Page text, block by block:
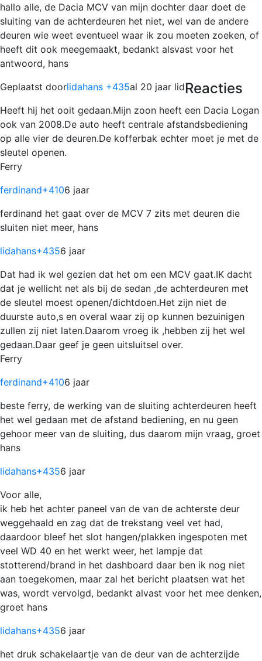
hallo alle, de Dacia MCV van mijn dochter daar doet de
sluiting van de achterdeuren het niet, wel van de andere
deuren wie weet eventueel waar ik zou moeten zoeken, of
heeft dit ook meegemaakt, bedankt alsvast voor het
antwoord, hans
Geplaatst doorlidahans +435al 20 jaar lidReacties
Heeft hij het ooit gedaan.Mijn zoon heeft een Dacia Logan
ook van 2008.De auto heeft centrale afstandsbediening
op alle vier de deuren.De kofferbak echter moet je met de
sleutel openen.
Ferry
ferdinand+4106 jaar
ferdinand het gaat over de MCV 7 zits met deuren die
sluiten niet meer, hans
lidahans+4356 jaar
Dat had ik wel gezien dat het om een MCV gaat.IK dacht
dat je wellicht net als bij de sedan ,de achterdeuren met
de sleutel moest openen/dichtdoen.Het zijn niet de
duurste auto,s en overal waar zij op kunnen bezuinigen
zullen zij niet laten.Daarom vroeg ik ,hebben zij het wel
gedaan.Daar geef je geen uitsluitsel over.
Ferry
ferdinand+4106 jaar
beste ferry, de werking van de sluiting achterdeuren heeft
het wel gedaan met de afstand bediening, en nu geen
gehoor meer van de sluiting, dus daarom mijn vraag, groet
hans
lidahans+4356 jaar
Voor alle,
ik heb het achter paneel van de van de achterste deur
weggehaald en zag dat de trekstang veel vet had,
daardoor bleef het slot hangen/plakken ingespoten met
veel WD 40 en het werkt weer, het lampje dat
stotterend/brand in het dashboard daar ben ik nog niet
aan toegekomen, maar zal het bericht plaatsen wat het
was, wordt vervolgd, bedankt alvast voor het mee denken,
groet hans
lidahans+4356 jaar
het druk schakelaartje van de deur van de achterzijde